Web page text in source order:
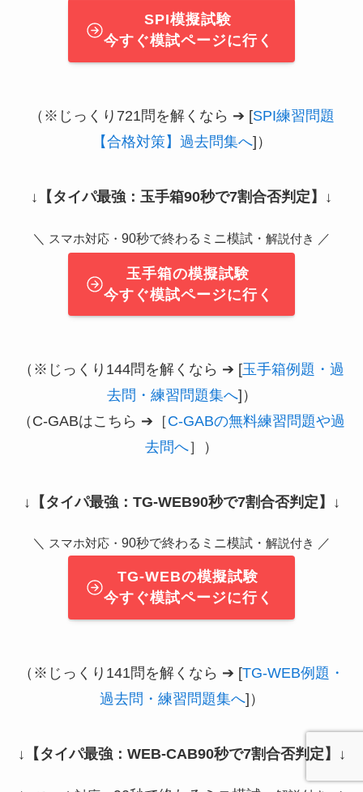
SPI模擬試験
今すぐ模試ページに行く
（※じっくり721問を解くなら ➔ [SPI練習問題
【合格対策】過去問集へ]）
↓ 【タイパ最強：玉手箱90秒で7割合否判定】 ↓
＼ スマホ対応・ 90秒で終わるミニ模試・ 解説付き ／
玉手箱の模擬試験
今すぐ模試ページに行く
（※じっくり144問を解くなら ➔ [玉手箱例題・過
去問・練習問題集へ]）
（C-GABはこちら ➔［C-GABの無料練習問題や過
去問へ］）
↓ 【タイパ最強：TG-WEB90秒で7割合否判定】 ↓
＼ スマホ対応・ 90秒で終わるミニ模試・ 解説付き ／
TG-WEBの模擬試験
今すぐ模試ページに行く
（※じっくり141問を解くなら ➔ [TG-WEB例題・
過去問・練習問題集へ]）
↓ 【タイパ最強：WEB-CAB90秒で7割合否判定】 ↓